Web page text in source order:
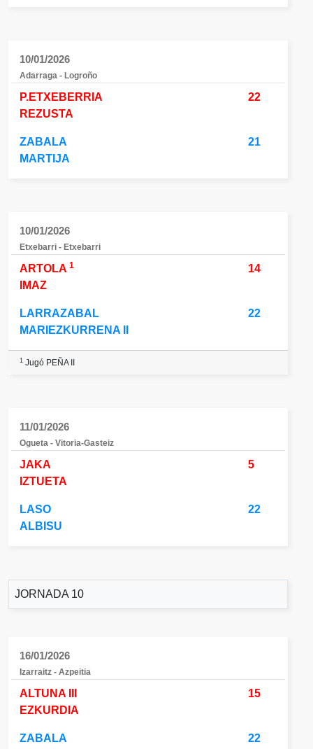
10/01/2026
Adarraga - Logroño
P.ETXEBERRIA
REZUSTA
22
ZABALA
MARTIJA
21
10/01/2026
Etxebarri - Etxebarri
ARTOLA 1
IMAZ
14
LARRAZABAL
MARIEZKURRENA II
22
1 Jugó PEÑA II
11/01/2026
Ogueta - Vitoria-Gasteiz
JAKA
IZTUETA
5
LASO
ALBISU
22
JORNADA 10
16/01/2026
Izarraitz - Azpeitia
ALTUNA III
EZKURDIA
15
ZABALA 22